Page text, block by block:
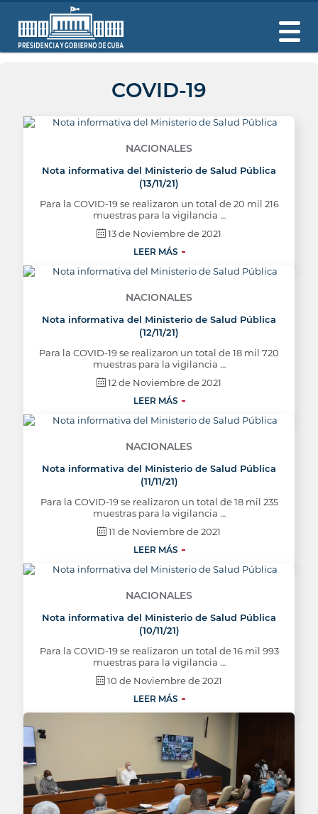
COVID-19
NACIONALES
Nota informativa del Ministerio de Salud Pública
(13/11/21)
Para la COVID-19 se realizaron un total de 20 mil 216
muestras para la vigilancia …
13 de Noviembre de 2021
LEER MÁS
NACIONALES
Nota informativa del Ministerio de Salud Pública
(12/11/21)
Para la COVID-19 se realizaron un total de 18 mil 720
muestras para la vigilancia …
12 de Noviembre de 2021
LEER MÁS
NACIONALES
Nota informativa del Ministerio de Salud Pública
(11/11/21)
Para la COVID-19 se realizaron un total de 18 mil 235
muestras para la vigilancia …
11 de Noviembre de 2021
LEER MÁS
NACIONALES
Nota informativa del Ministerio de Salud Pública
(10/11/21)
Para la COVID-19 se realizaron un total de 16 mil 993
muestras para la vigilancia …
10 de Noviembre de 2021
LEER MÁS